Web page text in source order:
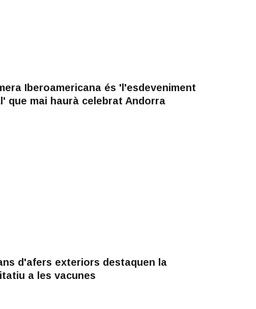
Iberoamericana és 'l'esdeveniment
que mai haurà celebrat Andorra
d'afers exteriors destaquen la
a les vacunes